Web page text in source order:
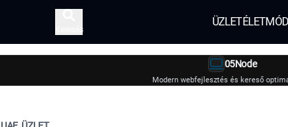
Keresés
ÜZLETÉLETMÓD
05Node
Modern webfejlesztés és kereső